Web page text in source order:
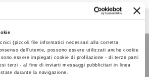
(piccoli file informatici necessari alla corretta
dell’utente, possono essere utilizzati anche cookie
essere impiegati cookie di profilazione - di terze parti
terzi - al fine di inviarti messaggi pubblicitari in linea
durante la navigazione.